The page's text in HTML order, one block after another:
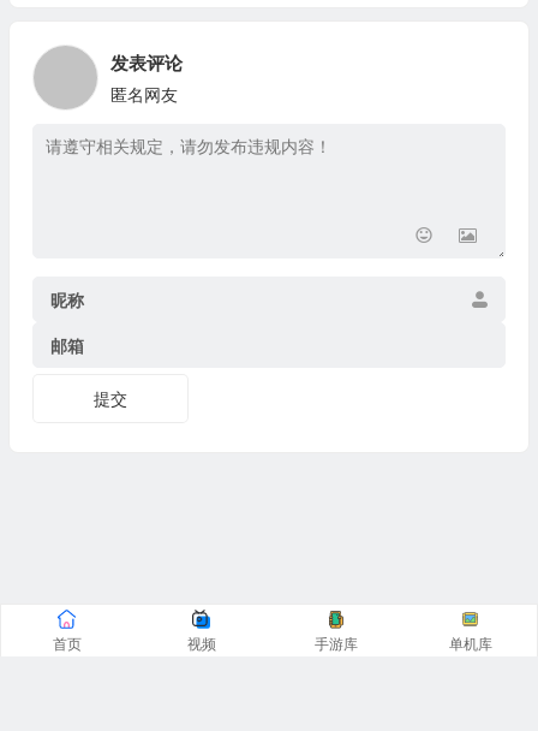
发表评论
匿名网友
昵称
邮箱
提交
首页 视频 手游库 单机库